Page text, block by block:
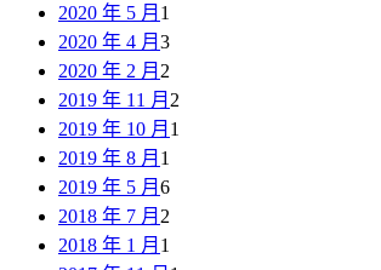
2020 年 5 月 1
2020 年 4 月 3
2020 年 2 月 2
2019 年 11 月 2
2019 年 10 月 1
2019 年 8 月 1
2019 年 5 月 6
2018 年 7 月 2
2018 年 1 月 1